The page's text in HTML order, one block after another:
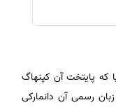
که پایتخت آن کپنهاگ
میلیون نفر و زبان رسمی آن دانمارکی